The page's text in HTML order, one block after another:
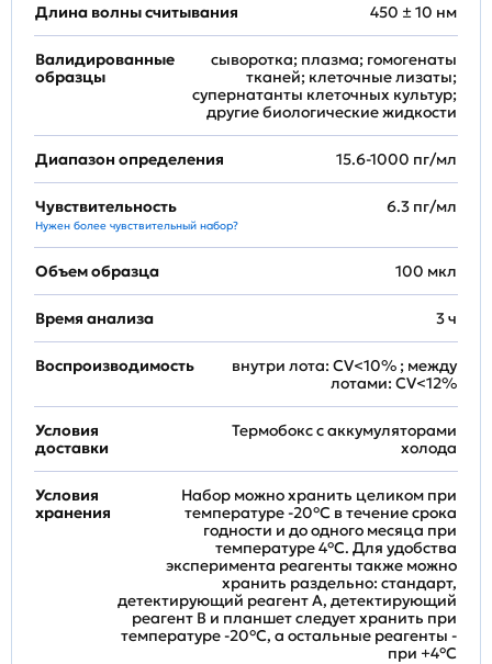
Длина волны считывания 450 ± 10 нм
Валидированные
образцы
сыворотка; плазма; гомогенаты
тканей; клеточные лизаты;
супернатанты клеточных культур;
другие биологические жидкости
Диапазон определения 15.6-1000 пг/мл
Чувствительность
Нужен более чувствительный набор?
6.3 пг/мл
Объем образца 100 мкл
Время анализа 3 ч
Воспроизводимость
внутри лота: CV<10% ; между
лотами: CV<12%
Условия
доставки
Термобокс с аккумуляторами
холода
Условия
хранения
Набор можно хранить целиком при
температуре -20°C в течение срока
годности и до одного месяца при
температуре 4°C. Для удобства
эксперимента реагенты также можно
хранить раздельно: стандарт,
детектирующий реагент A, детектирующий
реагент B и планшет следует хранить при
температуре -20°C, а остальные реагенты -
при +4°С